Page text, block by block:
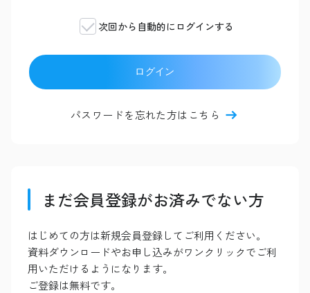
次回から自動的にログインする
ログイン
パスワードを忘れた方はこちら
まだ会員登録がお済みでない方
はじめての方は新規会員登録してご利用ください。
資料ダウンロードやお申し込みがワンクリックでご利
用いただけるようになります。
ご登録は無料です。